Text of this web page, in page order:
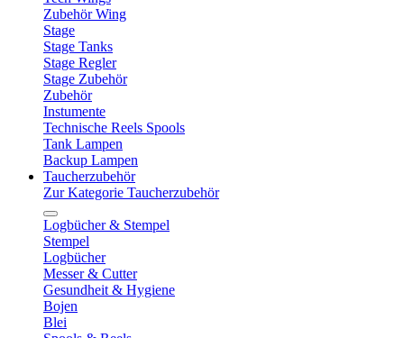
Zubehör Wing
Stage
Stage Tanks
Stage Regler
Stage Zubehör
Zubehör
Instumente
Technische Reels Spools
Tank Lampen
Backup Lampen
Taucherzubehör
Zur Kategorie Taucherzubehör
Logbücher & Stempel
Stempel
Logbücher
Messer & Cutter
Gesundheit & Hygiene
Bojen
Blei